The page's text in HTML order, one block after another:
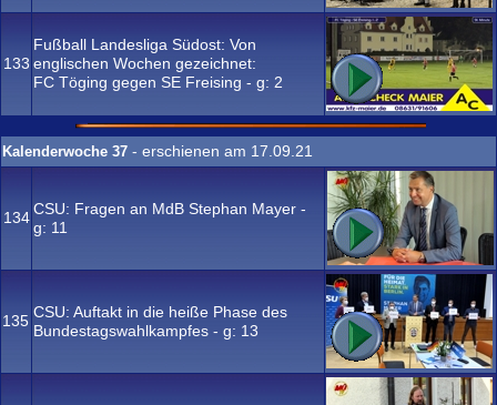
133
Fußball Landesliga Südost: Von
englischen Wochen gezeichnet:
FC Töging gegen SE Freising - g: 2
Kalenderwoche 37 - erschienen am 17.09.21
134 CSU: Fragen an MdB Stephan Mayer -
g: 11
135 CSU: Auftakt in die heiße Phase des
Bundestagswahlkampfes - g: 13